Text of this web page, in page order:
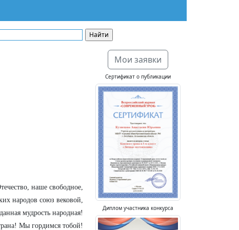
наше свободное,
народов союз вековой,
мудрость народная!
Мы гордимся тобой!
Мои заявки
Сертификат о публикации
Диплом участника конкурса